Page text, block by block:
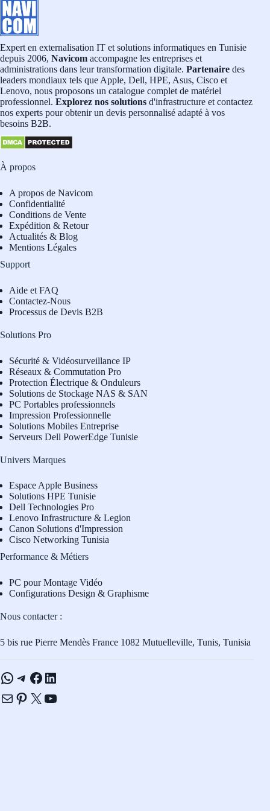
Expert en externalisation IT et solutions informatiques en Tunisie
depuis 2006, Navicom accompagne les entreprises et
administrations dans leur transformation digitale. Partenaire des
leaders mondiaux tels que Apple, Dell, HPE, Asus, Cisco et
Lenovo, nous proposons un catalogue complet de matériel
professionnel. Explorez nos solutions d'infrastructure et contactez
nos experts pour obtenir un devis personnalisé adapté à vos
besoins B2B.
À propos
A propos de Navicom
Confidentialité
Conditions de Vente
Expédition & Retour
Actualités & Blog
Mentions Légales
Support
Aide et FAQ
Contactez-Nous
Processus de Devis B2B
Solutions Pro
Sécurité & Vidéosurveillance IP
Réseaux & Commutation Pro
Protection Électrique & Onduleurs
Solutions de Stockage NAS & SAN
PC Portables professionnels
Impression Professionnelle
Solutions Mobiles Entreprise
Serveurs Dell PowerEdge Tunisie
Univers Marques
Espace Apple Business
Solutions HPE Tunisie
Dell Technologies Pro
Lenovo Infrastructure & Legion
Canon Solutions d'Impression
Cisco Networking Tunisia
Performance & Métiers
PC pour Montage Vidéo
Configurations Design & Graphisme
Nous contacter :
5 bis rue Pierre Mendès France 1082 Mutuelleville, Tunis, Tunisia
WhatsApp
Telegram
Facebook
LinkedIn
E-mailPinterest
X YouTube